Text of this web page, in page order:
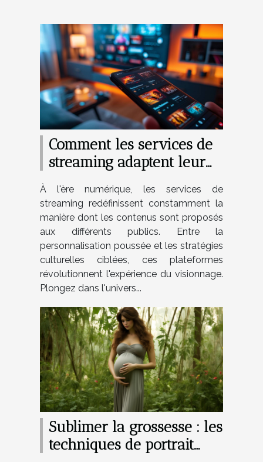
Comment les services de
streaming adaptent leur
publics
À l'ère numérique, les services de
streaming redéfinissent constamment la
manière dont les contenus sont proposés
aux différents publics. Entre la
personnalisation poussée et les stratégies
culturelles ciblées, ces plateformes
révolutionnent l'expérience du visionnage.
Plongez dans l'univers...
Sublimer la grossesse : les
techniques de portrait